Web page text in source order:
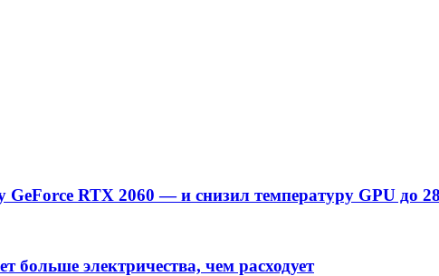
RTX 2060 — и снизил температуру GPU до
электричества, чем расходует